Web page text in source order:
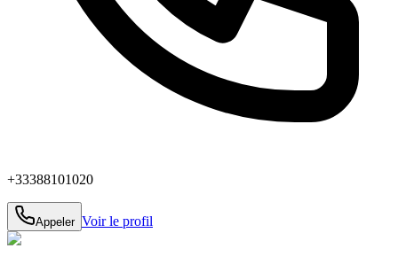
+33388101020
Appeler Voir le profil